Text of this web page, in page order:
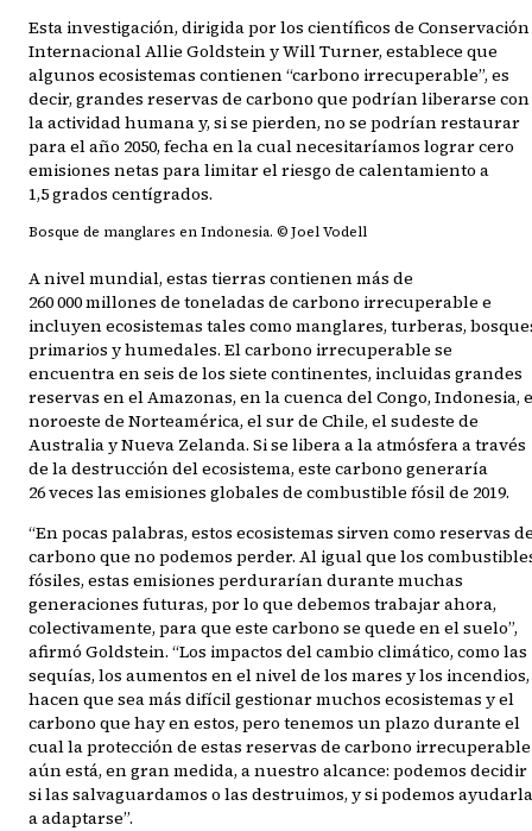
Esta investigación, dirigida por los científicos de Conservación
Internacional Allie Goldstein y Will Turner, establece que
algunos ecosistemas contienen “carbono irrecuperable”, es
decir, grandes reservas de carbono que podrían liberarse con
la actividad humana y, si se pierden, no se podrían restaurar
para el año 2050, fecha en la cual necesitaríamos lograr cero
emisiones netas para limitar el riesgo de calentamiento a
1,5 grados centígrados.
Bosque de manglares en Indonesia. © Joel Vodell
A nivel mundial, estas tierras contienen más de
260 000 millones de toneladas de carbono irrecuperable e
incluyen ecosistemas tales como manglares, turberas,
primarios y humedales. El carbono irrecuperable se
encuentra en seis de los siete continentes, incluidas grandes
reservas en el Amazonas, en la cuenca del Congo, Indonesia,
noroeste de Norteamérica, el sur de Chile, el sudeste de
Australia y Nueva Zelanda. Si se libera a la atmósfera a través
de la destrucción del ecosistema, este carbono generaría
26 veces las emisiones globales de combustible fósil de 2019.
“En pocas palabras, estos ecosistemas sirven como reservas
carbono que no podemos perder. Al igual que los
fósiles, estas emisiones perdurarían durante muchas
generaciones futuras, por lo que debemos trabajar ahora,
colectivamente, para que este carbono se quede en el suelo”,
afirmó Goldstein. “Los impactos del cambio climático, como las
sequías, los aumentos en el nivel de los mares y los incendios,
hacen que sea más difícil gestionar muchos ecosistemas y el
carbono que hay en estos, pero tenemos un plazo durante el
cual la protección de estas reservas de carbono irrecuperable
aún está, en gran medida, a nuestro alcance: podemos decidir
si las salvaguardamos o las destruimos, y si podemos
a adaptarse”.